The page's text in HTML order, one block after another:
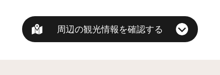
周辺の観光情報を確認する